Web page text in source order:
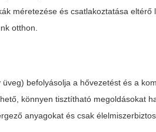
méretezése és csatlakoztatása
otthon.
befolyásolja a hővezetést és a
könnyen tisztítható megoldásokat
anyagokat és csak